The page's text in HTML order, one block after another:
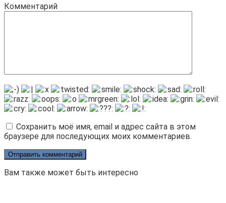
Комментарий
Сохранить моё имя, email и адрес сайта в этом
браузере для последующих моих комментариев.
Вам также может быть интересно